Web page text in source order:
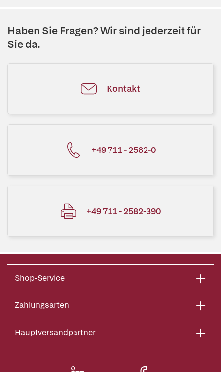
Haben Sie Fragen? Wir sind jederzeit für
Sie da.
Kontakt
+49 711 - 2582-0
+49 711 - 2582-390
Shop-Service
Zahlungsarten
Hauptversandpartner